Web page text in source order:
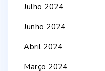
Julho 2024
Junho 2024
Abril 2024
Março 2024